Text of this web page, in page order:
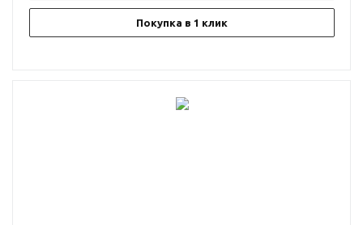
Покупка в 1 клик